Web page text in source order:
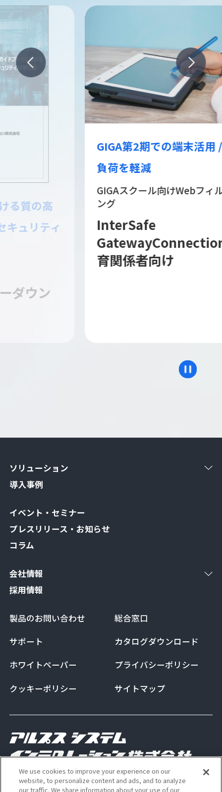
GIGA第2期での端末活用 / 運用
GIGAスクール向けWebフィルタリ
ング
InterSafe
GatewayConnection | 教
育関係者向け
ソリューション
導入事例
イベント・セミナー
プレスリリース・お知らせ
コラム
会社情報
採用情報
製品のお問い合わせ
総合窓口
サポート
カタログダウンロード
ホワイトペーパー
プライバシーポリシー
クッキーポリシー
サイトマップ
Copyright Alps System Integration Co., Ltd. All
We use cookies to improve your experience on our
website, to personalize content and ads, and to analyze
our traffic. We share information about your use of our